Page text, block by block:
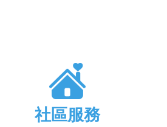
社區服務